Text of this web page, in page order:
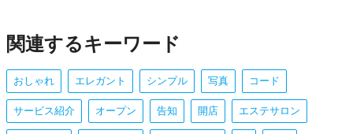
関連するキーワード
おしゃれ エレガント シンプル 写真 コード
サービス紹介 オープン 告知 開店 エステサロン